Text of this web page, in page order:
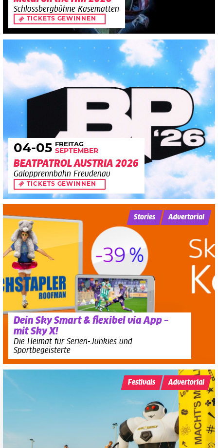
Schlossbergbühne Kasematten
TICKETS GEWINNEN
04-05 FREITAG
SEPTEMBER
BEATPATROL AUSTRIA 2026
Galopprennbahn Freudenau
TICKETS GEWINNEN
Dein Sky Smart & flexibel via App –
mit Sky X!
Die Heimat für Serien-Junkies und
Sportbegeisterte
Stories Advertorial
Festivals Advertorial